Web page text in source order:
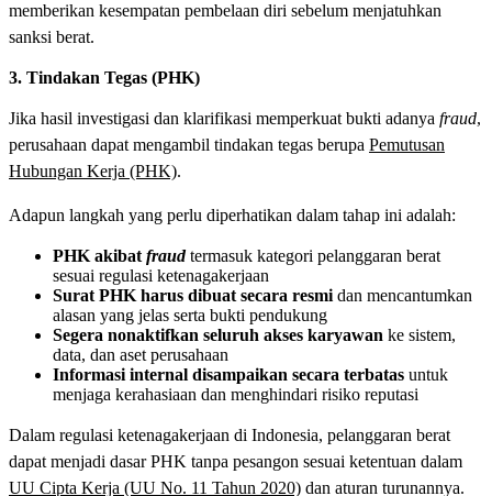
memberikan kesempatan pembelaan diri sebelum menjatuhkan
sanksi berat.
3. Tindakan Tegas (PHK)
Jika hasil investigasi dan klarifikasi memperkuat bukti adanya fraud,
perusahaan dapat mengambil tindakan tegas berupa Pemutusan
Hubungan Kerja (PHK).
Adapun langkah yang perlu diperhatikan dalam tahap ini adalah:
PHK akibat fraud termasuk kategori pelanggaran berat
sesuai regulasi ketenagakerjaan
Surat PHK harus dibuat secara resmi dan mencantumkan
alasan yang jelas serta bukti pendukung
Segera nonaktifkan seluruh akses karyawan ke sistem,
data, dan aset perusahaan
Informasi internal disampaikan secara terbatas untuk
menjaga kerahasiaan dan menghindari risiko reputasi
Dalam regulasi ketenagakerjaan di Indonesia, pelanggaran berat
dapat menjadi dasar PHK tanpa pesangon sesuai ketentuan dalam
UU Cipta Kerja (UU No. 11 Tahun 2020) dan aturan turunannya.